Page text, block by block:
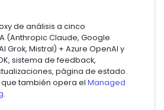
de análisis a cinco
(Anthropic Claude, Google
Grok, Mistral) + Azure OpenAI y
sistema de feedback,
página de estado.
que también opera el Managed
.